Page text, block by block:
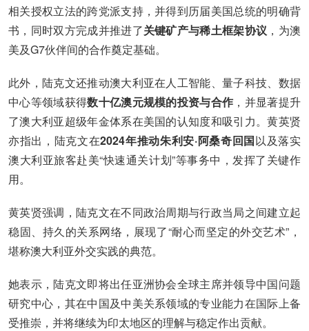
相关授权立法的跨党派支持，并得到历届美国总统的明确背
书，同时双方完成并推进了关键矿产与稀土框架协议 ，为澳
美及G7伙伴间的合作奠定基础。
此外，陆克文还推动澳大利亚在人工智能、量子科技、数据
中心等领域获得数十亿澳元规模的投资与合作 ，并显著提升
了澳大利亚超级年金体系在美国的认知度和吸引力。黄英贤
亦指出，陆克文在2024年推动朱利安·阿桑奇回国以及落实
澳大利亚旅客赴美“快速通关计划”等事务中，发挥了关键作
用。
黄英贤强调，陆克文在不同政治周期与行政当局之间建立起
稳固、持久的关系网络，展现了“耐心而坚定的外交艺术”，
堪称澳大利亚外交实践的典范。
她表示，陆克文即将出任亚洲协会全球主席并领导中国问题
研究中心，其在中国及中美关系领域的专业能力在国际上备
受推崇，并将继续为印太地区的理解与稳定作出贡献。